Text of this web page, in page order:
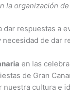
la organización
dar respuestas a
de dar
en las
de Gran
cultura e